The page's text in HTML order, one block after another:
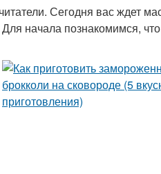
Сегодня вас ждет
начала познакомимся,